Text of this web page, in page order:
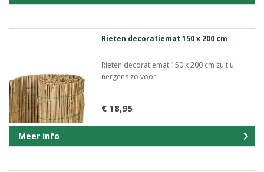
Rieten decoratiemat 150 x 200 cm
Rieten decoratiemat 150 x 200 cm zult u
nergens zo voor..
€ 18,95
Meer info